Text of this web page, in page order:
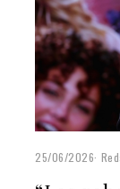
25/06/2026